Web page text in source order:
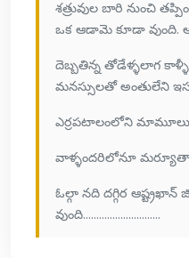
శత్రువుల బారి నుంచి
ఒక ఆడామె కూడా వుంది.
దెబ్బతిన్న తోడేళ్ళలాగ
మనస్సులతో అంతులేని
ఎర్రపటాలంలోని
వాళ్ళందరిలోనూ
ఓల్గా నది దగ్గిర
వుంది.............................